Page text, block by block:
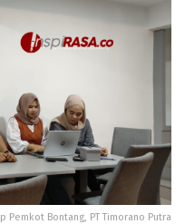
Bontang, PT Timorano Putra